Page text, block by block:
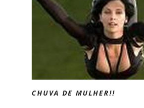
CHUVA DE MULHER!!